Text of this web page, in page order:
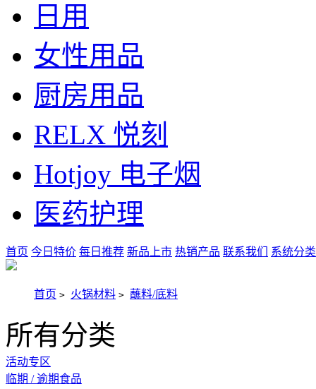
日用
女性用品
厨房用品
RELX 悦刻
Hotjoy 电子烟
医药护理
首页 今日特价 每日推荐 新品上市 热销产品 联系我们 系统分类
首页 > 火锅材料 > 蘸料/底料
所有分类
活动专区
临期 / 逾期食品